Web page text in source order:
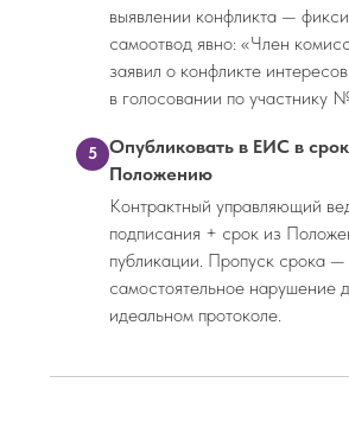
выявлении конфликта —
самоотвод явно: «Член
заявил о конфликте
в голосовании по участнику
5
Опубликовать в ЕИС в
Положению
Контрактный управляющий
подписания + срок из
публикации. Пропуск срока —
самостоятельное нарушение
идеальном протоколе.